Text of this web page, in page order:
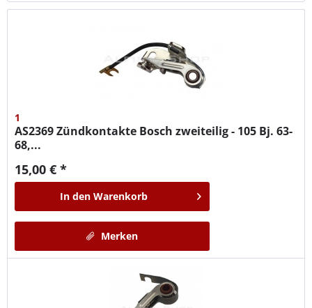
1
AS2369Zündkontakte Bosch zweiteilig - 105 Bj. 63-
68,...
15,00 € *
In den Warenkorb
Merken